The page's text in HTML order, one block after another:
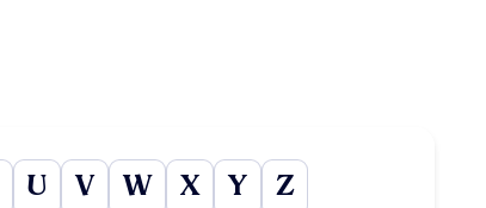
U V W X Y Z